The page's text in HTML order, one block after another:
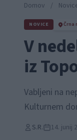
Domov /
NOVICE Črna
V
iz
Vabljeni na
Kulturnem
S.R. 14. junij